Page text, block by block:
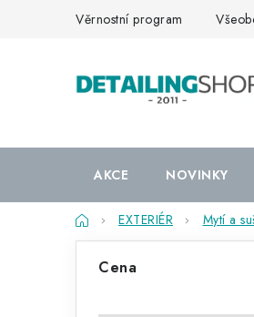
Věrnostní program
AKCE NOVINKY
DomůEXTERIÉR Mytí a
Cena